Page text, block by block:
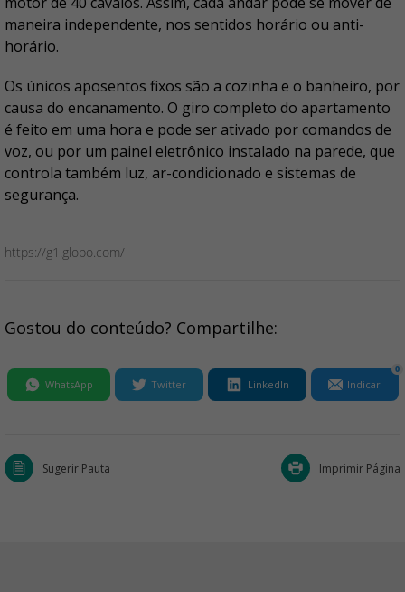
maneira independente, nos sentidos horário ou anti-
horário.
Os únicos aposentos fixos são a cozinha e o banheiro, por
causa do encanamento. O giro completo do apartamento
é feito em uma hora e pode ser ativado por comandos de
voz, ou por um painel eletrônico instalado na parede, que
controla também luz, ar-condicionado e sistemas de
segurança.
https://g1.globo.com/
Gostou do conteúdo? Compartilhe:
WhatsApp Twitter LinkedIn Indicar
0
Sugerir Pauta Imprimir Página